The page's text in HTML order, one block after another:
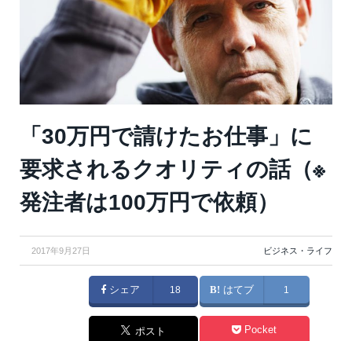
「30万円で請けたお仕事」に
要求されるクオリティの話（※
発注者は100万円で依頼）
2017年9月27日 ビジネス・ライフ
シェア 18 はてブ 1
ポスト Pocket